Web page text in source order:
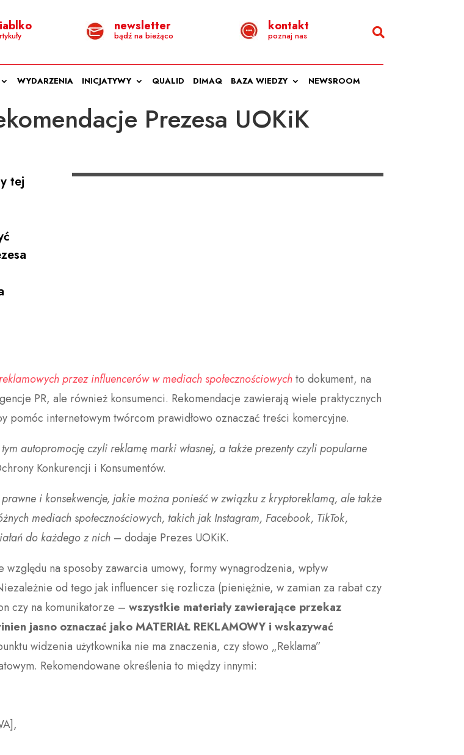
newsletter
bądź na bieżąco
kontakt
poznaj nas
WYDARZENIA INICJATYWY QUALID DIMAQ BAZA WIEDZY NEWSROOM
Prezesa UOKiK
tej
przez influencerów w mediach społecznościowychto dokument, na
PR, ale również konsumenci. Rekomendacje zawierają wiele praktycznych
pomóc internetowym twórcom prawidłowo oznaczać treści komercyjne.
autopromocję czyli reklamę marki własnej, a także prezenty czyli popularne
Konkurencji i Konsumentów.
i konsekwencje, jakie można ponieść w związku z kryptoreklamą, ale także
mediach społecznościowych, takich jak Instagram, Facebook, TikTok,
do każdego z nich – dodaje Prezes UOKiK.
względu na sposoby zawarcia umowy, formy wynagrodzenia, wpływ
od tego jak influencer się rozlicza (pieniężnie, w zamian za rabat czy
czy na komunikatorze – wszystkie materiały zawierające przekaz
jasno oznaczać jako MATERIAŁ REKLAMOWY i wskazywać
widzenia użytkownika nie ma znaczenia, czy słowo „Reklama”
Rekomendowane określenia to między innymi: